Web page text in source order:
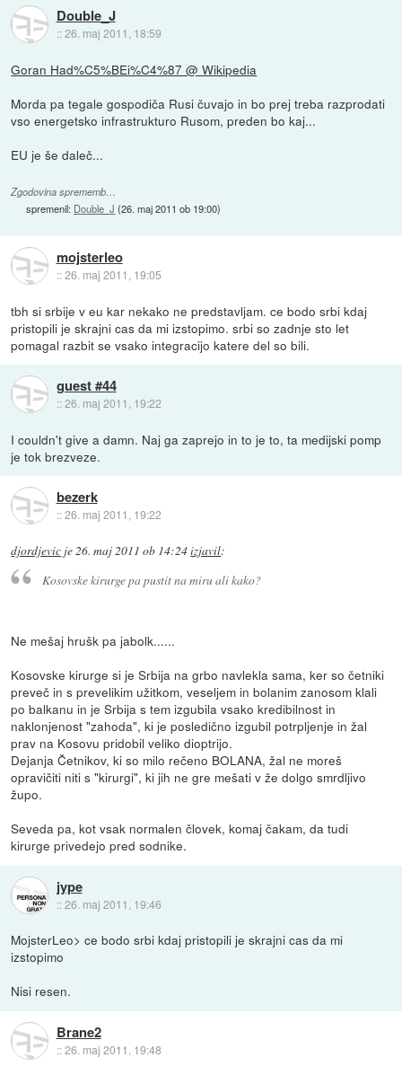
Double_J
::26. maj 2011, 18:59
Goran Had%C5%BEi%C4%87 @ Wikipedia
Morda pa tegale gospodiča Rusi čuvajo in bo prej treba razprodati
vso energetsko infrastrukturo Rusom, preden bo kaj...
EU je še daleč...
Zgodovina sprememb…
spremenil: Double_J (26. maj 2011 ob 19:00)
mojsterleo
::26. maj 2011, 19:05
tbh si srbije v eu kar nekako ne predstavljam. ce bodo srbi kdaj
pristopili je skrajni cas da mi izstopimo. srbi so zadnje sto let
pomagal razbit se vsako integracijo katere del so bili.
guest #44
::26. maj 2011, 19:22
I couldn't give a damn. Naj ga zaprejo in to je to, ta medijski pomp
je tok brezveze.
bezerk
::26. maj 2011, 19:22
djordjevic je26. maj 2011 ob 14:24izjavil:
Kosovske kirurge pa pustit na miru ali kako?
Ne mešaj hrušk pa jabolk......
Kosovske kirurge si je Srbija na grbo navlekla sama, ker so četniki
preveč in s prevelikim užitkom, veseljem in bolanim zanosom klali
po balkanu in je Srbija s tem izgubila vsako kredibilnost in
naklonjenost "zahoda", ki je posledično izgubil potrpljenje in žal
prav na Kosovu pridobil veliko dioptrijo.
Dejanja Četnikov, ki so milo rečeno BOLANA, žal ne moreš
opravičiti niti s "kirurgi", ki jih ne gre mešati v že dolgo smrdljivo
župo.
Seveda pa, kot vsak normalen človek, komaj čakam, da tudi
kirurge privedejo pred sodnike.
jype
::26. maj 2011, 19:46
MojsterLeo> ce bodo srbi kdaj pristopili je skrajni cas da mi
izstopimo
Nisi resen.
Brane2
::26. maj 2011, 19:48